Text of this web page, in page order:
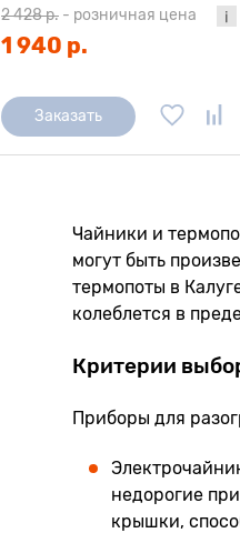
2 428 р. - розничная цена
1 940 р.
Заказать
Чайники и
могут быть
термопоты в
колеблется в
Критерии
Приборы для
недорогие
крышки,